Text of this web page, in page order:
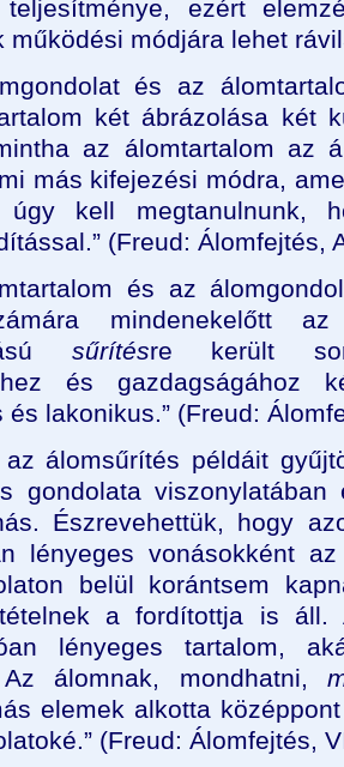
teljesítménye, ezért
működési módjára lehet
és az
két ábrázolása két
az álomtartalom az
más kifejezési módra,
úgy kell megtanulnunk,
(Freud: Álomfejtés,
és az
mindenekelőtt
sűrítésre került
és gazdagságához
és lakonikus.” (Freud:
az álomsűrítés példáit
gondolata
Észrevehettük, hogy
lényeges vonásokként
belül korántsem
a fordítottja is áll.
lényeges tartalom,
Az álomnak, mondhatni,
elemek alkotta
(Freud: Álomfejtés,